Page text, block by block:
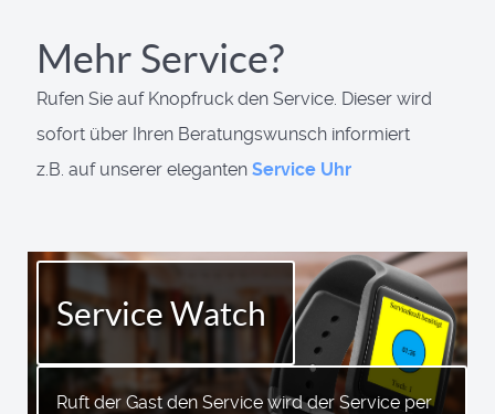
Mehr Service?
Rufen Sie auf Knopfruck den Service. Dieser wird
sofort über Ihren Beratungswunsch informiert
z.B. auf unserer eleganten Service Uhr
Service Watch
Ruft der Gast den Service wird der Service per